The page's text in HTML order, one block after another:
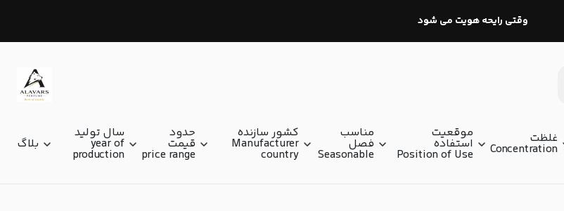
وقتی رایحه هویت می شود
غلظت
Concentration
موقعیت
استفاده
Position of Use
مناسب
فصل
Seasonable
کشور سازنده
Manufacturer
country
حدود
قیمت
price range
سال تولید
year of
production
بلاگ